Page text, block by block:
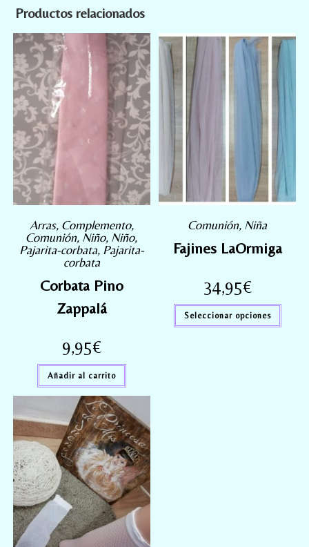
Productos relacionados
Arras, Complemento,
Comunión, Niño, Niño,
Pajarita-corbata, Pajarita-
corbata
Corbata Pino
Zappalá
9,95€
Añadir al carrito
Comunión, Niña
Fajines LaOrmiga
34,95€
Seleccionar opciones